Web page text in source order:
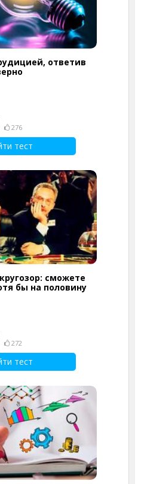
ответив
276
тест
сможете
бы на половину
272
тест